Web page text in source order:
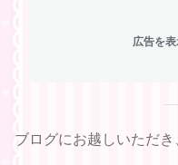
広告を
ブログにお越しいただき